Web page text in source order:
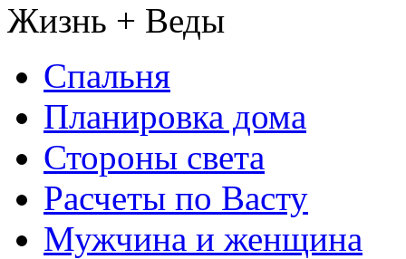
Жизнь + Веды
Спальня
Планировка дома
Стороны света
Расчеты по Васту
Мужчина и женщина